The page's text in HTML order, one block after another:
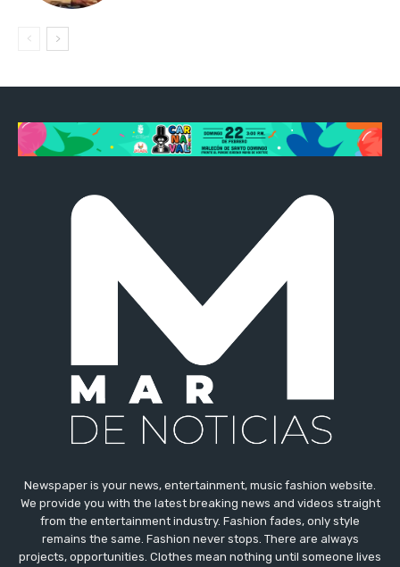
Newspaper is your news, entertainment, music fashion website.
We provide you with the latest breaking news and videos straight
from the entertainment industry. Fashion fades, only style
remains the same. Fashion never stops. There are always
projects, opportunities. Clothes mean nothing until someone lives